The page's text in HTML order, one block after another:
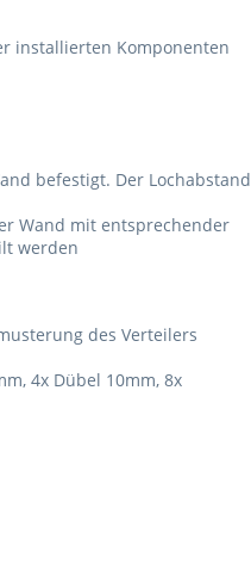
installierten Komponenten
befestigt. Der Lochabstand
Wand mit entsprechender
werden
des Verteilers
4x Dübel 10mm, 8x